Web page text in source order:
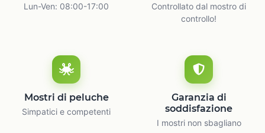
Lun-Ven: 08:00-17:00
Controllato dal mostro di
controllo!
Mostri di peluche
Simpatici e competenti
Garanzia di
soddisfazione
I mostri non sbagliano